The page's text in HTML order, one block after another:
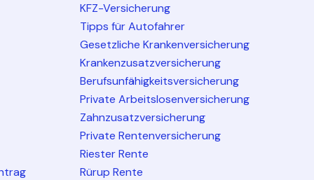
KFZ-Versicherung
Tipps für Autofahrer
Gesetzliche Krankenversicherung
Krankenzusatzversicherung
Berufsunfähigkeitsversicherung
Private Arbeitslosenversicherung
Zahnzusatzversicherung
Private Rentenversicherung
Riester Rente
Rürup Rente